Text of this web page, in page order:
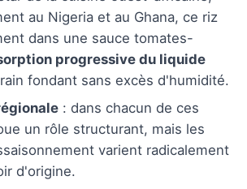
au Nigeria et au Ghana, ce riz
dans une sauce tomates-
progressive du liquide
fondant sans excès d'humidité.
: dans chacun de ces
un rôle structurant, mais les
varient radicalement
d'origine.